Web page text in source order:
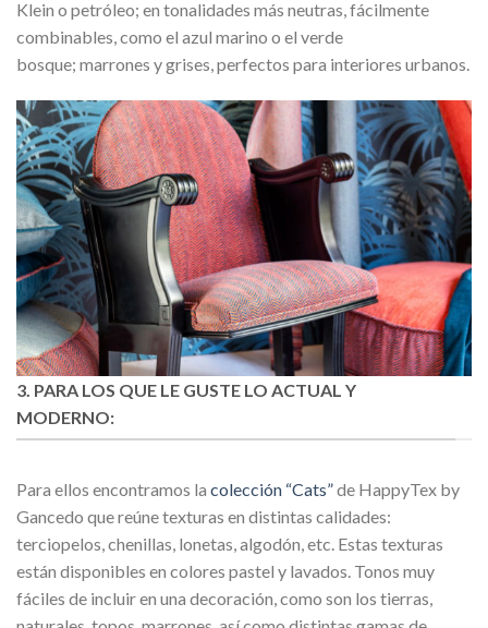
Klein o petróleo; en tonalidades más neutras, fácilmente
combinables, como el azul marino o el verde
bosque; marrones y grises, perfectos para interiores urbanos.
3. PARA LOS QUE LE GUSTE LO ACTUAL Y
MODERNO:
Para ellos encontramos la colección “Cats”de HappyTex by
Gancedo que reúne texturas en distintas calidades:
terciopelos, chenillas, lonetas, algodón, etc. Estas texturas
están disponibles en colores pastel y lavados. Tonos muy
fáciles de incluir en una decoración, como son los tierras,